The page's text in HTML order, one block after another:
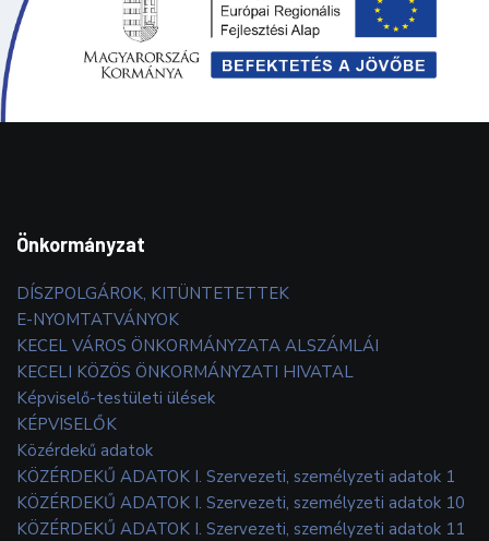
Önkormányzat
DÍSZPOLGÁROK, KITÜNTETETTEK
E-NYOMTATVÁNYOK
KECEL VÁROS ÖNKORMÁNYZATA ALSZÁMLÁI
KECELI KÖZÖS ÖNKORMÁNYZATI HIVATAL
Képviselő-testületi ülések
KÉPVISELŐK
Közérdekű adatok
KÖZÉRDEKŰ ADATOK I. Szervezeti, személyzeti adatok 1
KÖZÉRDEKŰ ADATOK I. Szervezeti, személyzeti adatok 10
KÖZÉRDEKŰ ADATOK I. Szervezeti, személyzeti adatok 11